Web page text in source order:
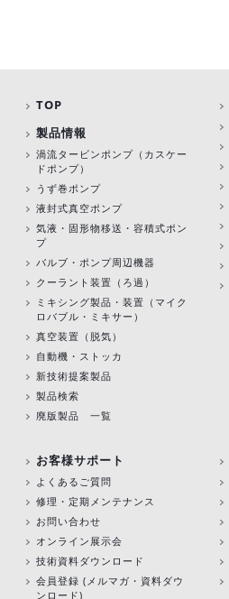
TOP
製品情報
渦流タービンポンプ （カスケー
ドポンプ）
うず巻ポンプ
液封式真空ポンプ
気液・固形物移送・容積式ポン
プ
バルブ・ポンプ周辺機器
クーラント装置（ろ過）
ミキシング製品・装置（マイク
ロバブル・ミキサー）
真空装置（脱気）
自動機・ストッカ
新技術提案製品
製品検索
廃版製品 一覧
お客様サポート
よくあるご質問
修理・定期メンテナンス
お問い合わせ
オンライン展示会
技術資料ダウンロード
会員登録 (メルマガ・資料ダウ
ンロード)